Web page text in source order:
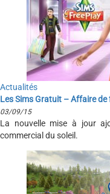
Actualités
Les Sims Gratuit – Affaire de
03/09/15
La nouvelle mise à jour
commercial du soleil.